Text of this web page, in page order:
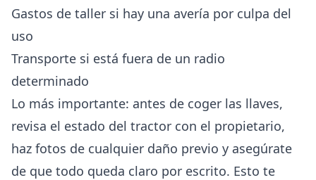
Gastos de taller si hay una avería por culpa del
uso
Transporte si está fuera de un radio
determinado
Lo más importante: antes de coger las llaves,
revisa el estado del tractor con el propietario,
haz fotos de cualquier daño previo y asegúrate
de que todo queda claro por escrito. Esto te